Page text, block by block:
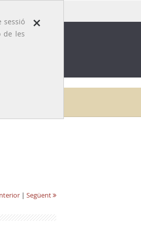
×
sessió
de les
| Següent